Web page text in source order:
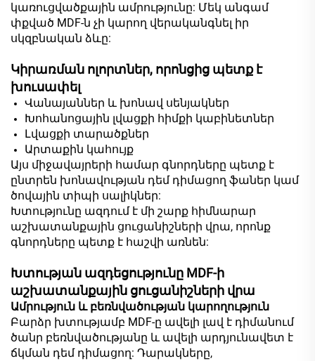
կառուցվածքային ամրությունը: Մեկ անգամ
փքված MDF-ն չի կարող վերականգնել իր
սկզբնական ձևը:
Կիրառման ոլորտներ, որոնցից պետք է
խուսափել
Վանայաններ և խոնավ սենյակներ
Խոհանոցային լվացքի հիմքի կաբինետներ
Լվացքի տարածքներ
Արտաքին կահույք
Այս միջավայրերի համար գնորդները պետք է
ընտրեն խոնավության դեմ դիմացող ֆաներ կամ
ծովային տիպի սալիկներ:
Խտությունը ազդում է մի շարք հիմնարար
աշխատանքային ցուցանիշների վրա, որոնք
գնորդները պետք է հաշվի առնեն:
Խտության ազդեցությունը MDF-ի
աշխատանքային ցուցանիշների վրա
Ամրություն և բեռնվածության կարողություն
Բարձր խտությամբ MDF-ը ավելի լավ է դիմանում
ծանր բեռնվածությանը և ավելի արդյունավետ է
ճկման դեմ դիմացող: Դարակները,